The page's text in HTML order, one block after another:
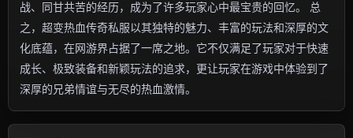
战、同甘共苦的经历，成为了许多玩家心中最宝贵的回忆。 总
之，超变热血传奇私服以其独特的魅力、丰富的玩法和深厚的文
化底蕴，在网游界占据了一席之地。它不仅满足了玩家对于快速
成长、极致装备和新颖玩法的追求，更让玩家在游戏中体验到了
深厚的兄弟情谊与无尽的热血激情。